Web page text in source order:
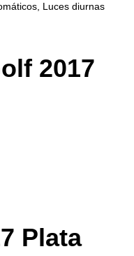
Luces diurnas
2017
Plata